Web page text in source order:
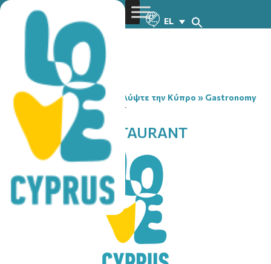
EL
You are here:Home» Ανακαλύψτε την Κύπρο » Gastronomy
» AMPELONES RESTAURANT
AMPELONES RESTAURANT